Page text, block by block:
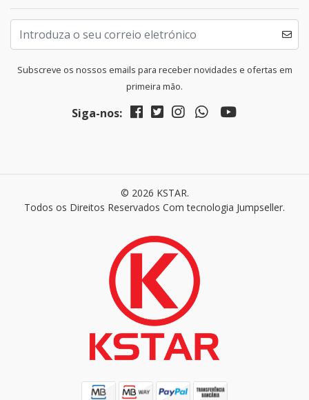
Subscreve os nossos emails para receber novidades e ofertas em
primeira mão.
Siga-nos:
© 2026 KSTAR.
Todos os Direitos Reservados Com tecnologia Jumpseller.